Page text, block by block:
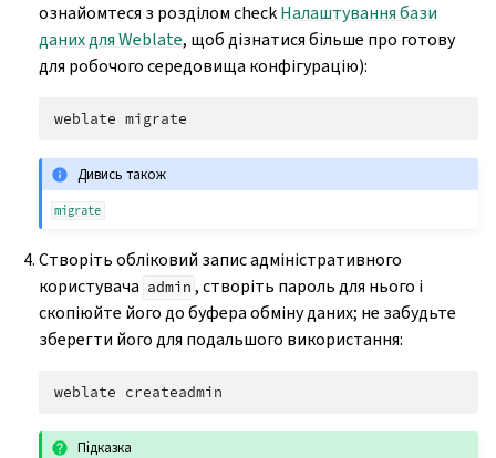
ознайомтеся з розділом checkНалаштування бази
даних для Weblate, щоб дізнатися більше про готову
для робочого середовища конфігурацію):
weblate
Дивись також
migrate
Створіть обліковий запис адміністративного
користувача admin , створіть пароль для нього і
скопіюйте його до буфера обміну даних; не забудьте
зберегти його для подальшого використання:
weblate
Підказка